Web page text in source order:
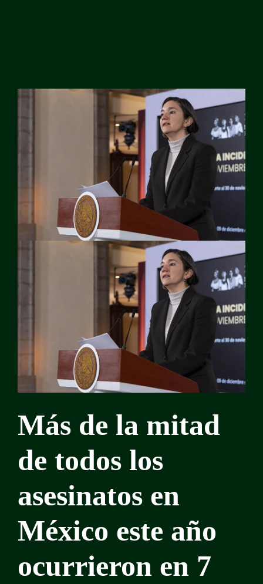
Más de la mitad
de todos los
asesinatos en
México este año
ocurrieron en 7